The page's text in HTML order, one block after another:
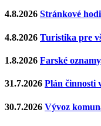
4.8.2026 Stránkové
4.8.2026 Turistika pre
1.8.2026 Farské
31.7.2026 Plán činnosti
30.7.2026 Vývoz